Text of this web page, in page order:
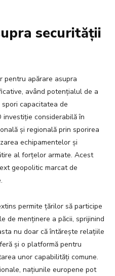
securității
pentru apărare asupra
având potențialul de a
capacitatea de
investiție considerabilă în
și regională prin sporirea
echipamentelor și
al forțelor armate. Acest
geopolitic marcat de
permite țărilor să participe
de menținere a păcii, sprijinind
nu doar că întărește relațiile
și o platformă pentru
unor capabilități comune.
națiunile europene pot